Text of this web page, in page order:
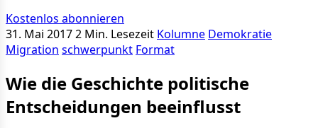
Kostenlos abonnieren
31. Mai 20172 Min. Lesezeit Kolumne Demokratie
Migration schwerpunkt Format
Wie die Geschichte politische
Entscheidungen beeinflusst